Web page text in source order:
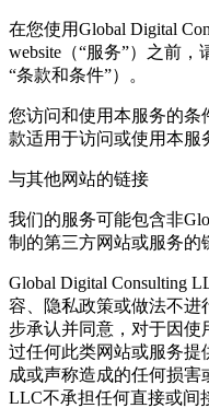
在您使用Global Digital
website（“服务”）之前，
“条款和条件”）。
您访问和使用本服务的条
款适用于访问或使用本服
与其他网站的链接
我们的服务可能包含非
制的第三方网站或服务的
Global Digital Consulting
容、隐私政策或做法不进
步承认并同意，对于因使
过任何此类网站或服务提
成或声称造成的任何损害
LLC不承担任何直接或间